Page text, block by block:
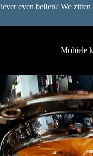
even bellen? We
Mobiele